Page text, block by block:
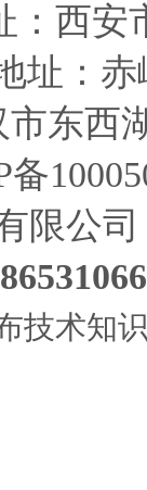
：西
址：
东西
备
限公司
技术知